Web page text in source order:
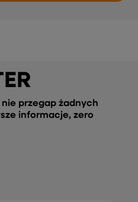
nie przegap żadnych
informacje, zero